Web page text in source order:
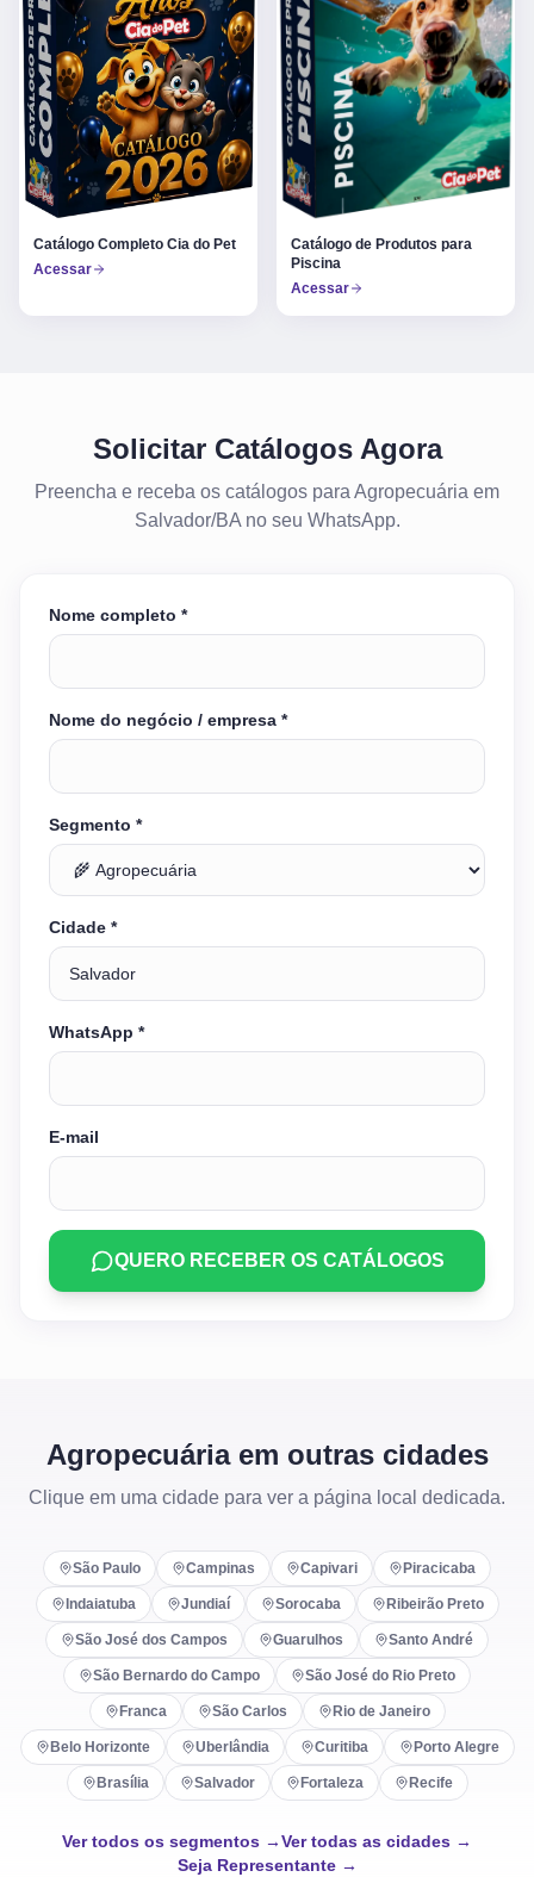
Catálogo Completo Cia do Pet
Acessar
Catálogo de Produtos para
Piscina
Acessar
Solicitar Catálogos Agora
Preencha e receba os catálogos para Agropecuária em
Salvador/BA no seu WhatsApp.
Nome completo *
Nome do negócio / empresa *
Segmento *
Cidade *
WhatsApp *
E-mail
QUERO RECEBER OS CATÁLOGOS
Agropecuária em outras cidades
Clique em uma cidade para ver a página local dedicada.
São Paulo Campinas Capivari Piracicaba
Indaiatuba Jundiaí Sorocaba Ribeirão Preto
São José dos Campos Guarulhos Santo André
São Bernardo do Campo São José do Rio Preto
Franca São Carlos Rio de Janeiro
Belo Horizonte Uberlândia Curitiba Porto Alegre
Brasília Salvador Fortaleza Recife
Ver todos os segmentos →Ver todas as cidades →
Seja Representante →